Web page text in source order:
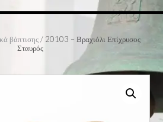
βάπτισης/ 20103 – Βραχιόλι Επίχρυσος
Σταυρός